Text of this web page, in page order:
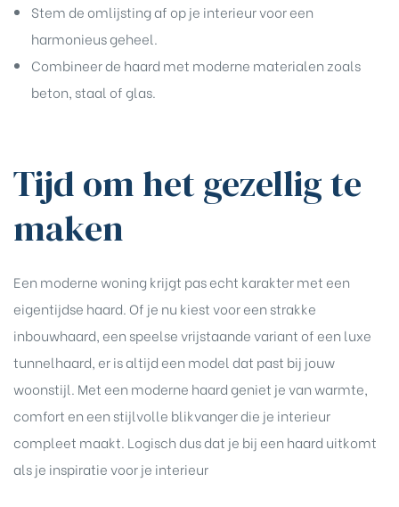
Stem de omlijsting af op je interieur voor een
harmonieus geheel.
Combineer de haard met moderne materialen zoals
beton, staal of glas.
Tijd om het gezellig te
maken
Een moderne woning krijgt pas echt karakter met een
eigentijdse haard. Of je nu kiest voor een strakke
inbouwhaard, een speelse vrijstaande variant of een luxe
tunnelhaard, er is altijd een model dat past bij jouw
woonstijl. Met een moderne haard geniet je van warmte,
comfort en een stijlvolle blikvanger die je interieur
compleet maakt. Logisch dus dat je bij een haard uitkomt
als je inspiratie voor je interieur